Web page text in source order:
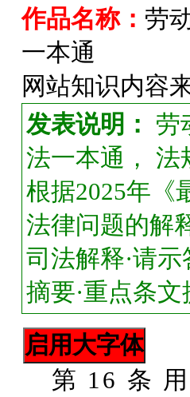
作品名称： 劳
一本通
网站知识内容
发表说明： 劳
法一本通， 法
根据2025年《
法律问题的解
司法解释·请
摘要·重点条文
第 16 条